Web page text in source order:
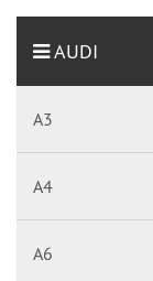
AUDI
A3
A4
A6